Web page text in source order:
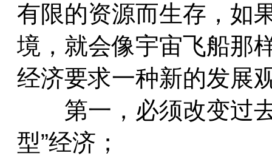
有限的资源而生存，如
境，就会像宇宙飞船那
经济要求一种新的发展
第一，必须改变过去
型”经济；